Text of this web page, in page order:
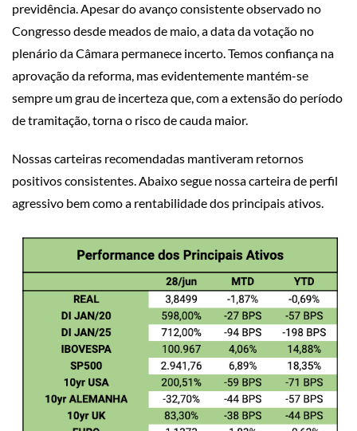
previdência. Apesar do avanço consistente observado no
Congresso desde meados de maio, a data da votação no
plenário da Câmara permanece incerto. Temos confiança na
aprovação da reforma, mas evidentemente mantém-se
sempre um grau de incerteza que, com a extensão do período
de tramitação, torna o risco de cauda maior.
Nossas carteiras recomendadas mantiveram retornos
positivos consistentes. Abaixo segue nossa carteira de perfil
agressivo bem como a rentabilidade dos principais ativos.